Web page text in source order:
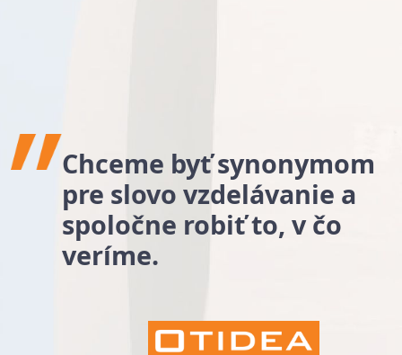
Chceme byť synonymom
pre slovo vzdelávanie a
spoločne robiť to, v čo
veríme.